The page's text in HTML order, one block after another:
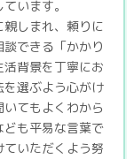
います。
しまれ、頼りに
できる「かかり
背景を丁寧にお
選ぶよう心がけ
てもよくわから
も平易な言葉で
いただくよう努